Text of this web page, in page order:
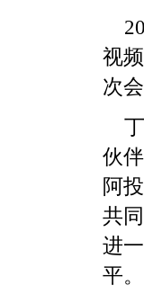
视
次会
伙
阿
共
进
平。